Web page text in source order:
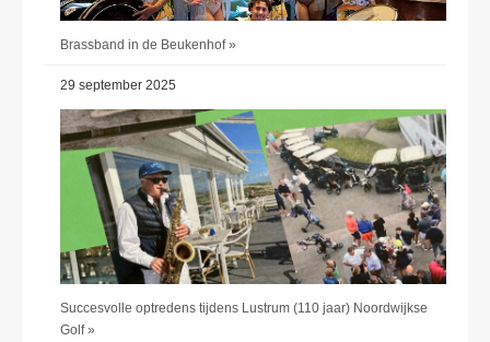
Brassband in de Beukenhof »
29 september 2025
Succesvolle optredens tijdens Lustrum (110 jaar) Noordwijkse
Golf »